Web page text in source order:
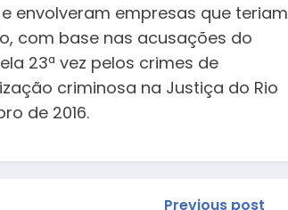
envolveram empresas que teriam
com base nas acusações do
23ª vez pelos crimes de
criminosa na Justiça do Rio
de 2016.
Previous post